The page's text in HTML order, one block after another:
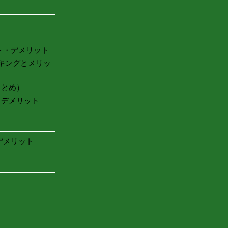
デメリット
ングとメリッ
め）
メリット
リット